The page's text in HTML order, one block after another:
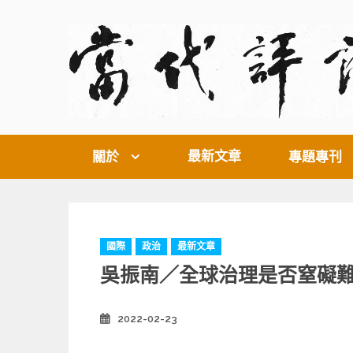
關於 最新文章 專題專刊
C
a
t
o
國際 政治 最新文章
吳振南／全球治理是否窒礙
2022-02-23